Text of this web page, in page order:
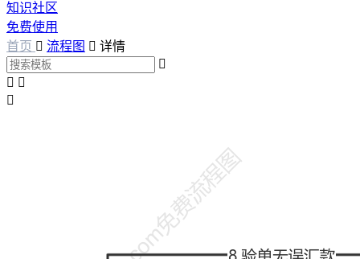
知识社区
免费使用
首页  流程图  详情

 
